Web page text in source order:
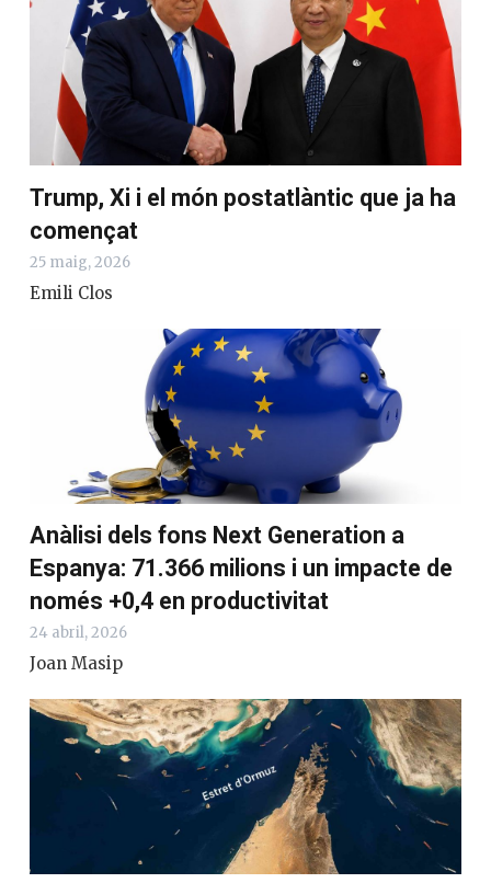
Trump, Xi i el món postatlàntic que ja ha
començat
25 maig, 2026
Emili Clos
Anàlisi dels fons Next Generation a
Espanya: 71.366 milions i un impacte de
només +0,4 en productivitat
24 abril, 2026
Joan Masip